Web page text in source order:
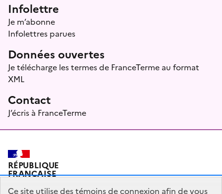
Infolettre
Je m’abonne
Infolettres parues
Données ouvertes
Je télécharge les termes de FranceTerme au format
XML
Contact
J’écris à FranceTerme
RÉPUBLIQUE
FRANÇAISE
Ce site utilise des témoins de connexion afin de vous